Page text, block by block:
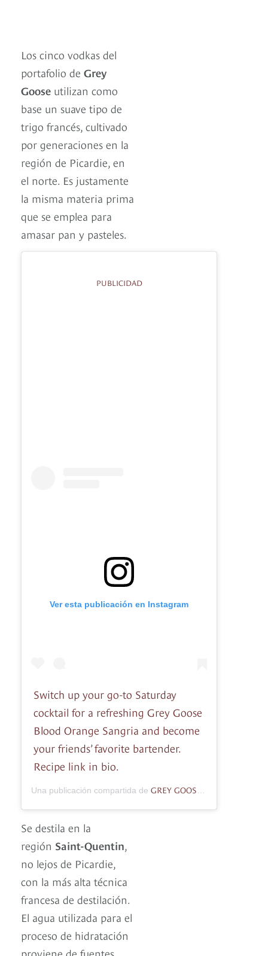
Los cinco vodkas del
portafolio de Grey
Goose utilizan como
base un suave tipo de
trigo francés, cultivado
por generaciones en la
región de Picardie, en
el norte. Es justamente
la misma materia prima
que se emplea para
amasar pan y pasteles.
PUBLICIDAD
Ver esta publicación en Instagram
Switch up your go-to Saturday
cocktail for a refreshing Grey Goose
Blood Orange Sangria and become
your friends’ favorite bartender.
Recipe link in bio.
Una publicación compartida de GREY GOOSE
Se destila en la
región Saint-Quentin
no lejos de Picardie,
con la más alta técnica
francesa de destilación.
El agua utilizada para el
proceso de hidratación
proviene de fuentes